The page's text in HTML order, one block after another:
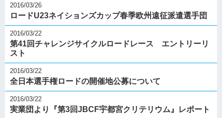
2016/03/26
ロードU23ネイションズカップ春季欧州遠征派遣選手団
2016/03/22
第41回チャレンジサイクルロードレース エントリーリ
スト
2016/03/22
全日本選手権ロードの開催地公募について
2016/03/22
実業団より『第3回JBCF宇都宮クリテリウム』レポート